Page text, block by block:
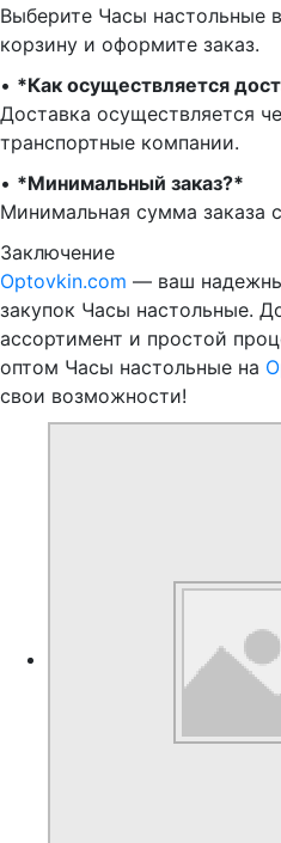
Выберите Часы настольные
корзину и оформите заказ.
•⁠ ⁠ *Как осуществляется
Доставка осуществляется
транспортные компании.
•⁠ ⁠ *Минимальный заказ?*
Минимальная сумма заказа
Заключение
Optovkin.com — ваш
закупок Часы настольные.
ассортимент и простой
оптом Часы настольные на
свои возможности!